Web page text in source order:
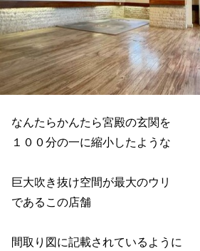
なんたらかんたら宮殿の玄関を
１００分の一に縮小したような
巨大吹き抜け空間が最大のウリ
であるこの店舗
間取り図に記載されているように